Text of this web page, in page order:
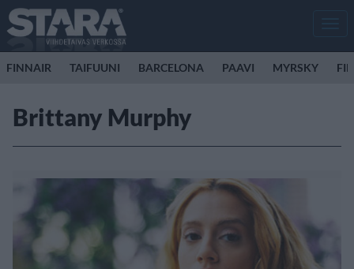
FINNAIR TAIFUUNI BARCELONA PAAVI MYRSKY
Brittany Murphy